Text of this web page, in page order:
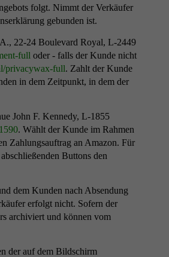
folgt. Nimmt der Verkäufer
gebunden ist.
22-24 Boulevard Royal, L-2449
full oder - falls der Kunde nicht
/privacywax-full. Zahlt der Kunde
in dem Zeitpunkt, in dem der
John F. Kennedy, L-1855
. Wählt der Kunde im Rahmen
Zahlungsauftrag an Amazon. Für
Buttons den
dem Kunden nach Absendung
erfolgt nicht. Sofern der
archiviert und können vom
der auf dem Bildschirm